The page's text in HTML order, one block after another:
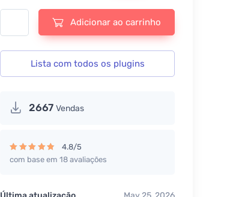
Super Pack Woocommerce Plugins Premium quantidade
Adicionar ao carrinho
Lista com todos os plugins
2667 Vendas
de 5
4.8/5
com base em 18 avaliações